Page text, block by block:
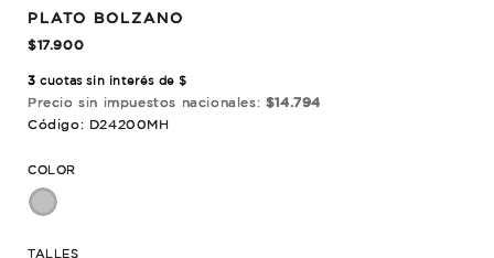
PLATO BOLZANO
$17.900
3 cuotas sin interés de $
Precio sin impuestos nacionales: $14.794
Código: D24200MH
COLOR
TALLES